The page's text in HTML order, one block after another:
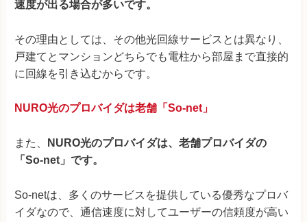
速度が出る場合が多いです。
その理由としては、その他光回線サービスとは異なり、
戸建てとマンションどちらでも電柱から部屋まで直接的
に回線を引き込むからです。
NURO光のプロバイダは老舗「So-net」
また、
NURO光のプロバイダは、老舗プロバイダの
「So-net」です。
So-netは、多くのサービスを提供している優秀なプロバ
イダなので、通信速度に対してユーザーの信頼度が高い